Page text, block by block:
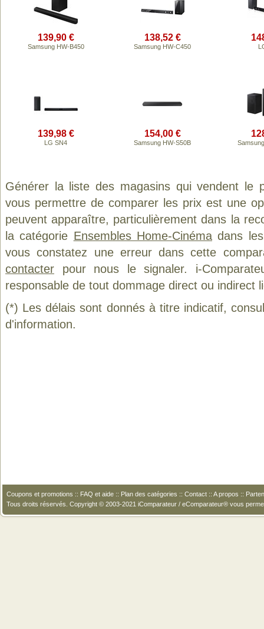
139,90 €
Samsung HW-B450
138,52 €
Samsung HW-C450
139,98 €
LG SN4
154,00 €
Samsung HW-S50B
Générer la liste des magasins qui vendent le
vous permettre de comparer les prix est une
peuvent apparaître, particulièrement dans la
la catégorie Ensembles Home-Cinémadans les
vous constatez une erreur dans cette
contacter pour nous le signaler. i-
responsable de tout dommage direct ou indirect
(*) Les délais sont donnés à titre indicatif,
d'information.
Coupons et promotions :: FAQ et aide :: Plan des catégories :: Contact :: A propos ::
Tous droits réservés. Copyright © 2003-2021 iComparateur / eComparateur® vous